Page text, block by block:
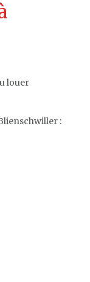
louer
: